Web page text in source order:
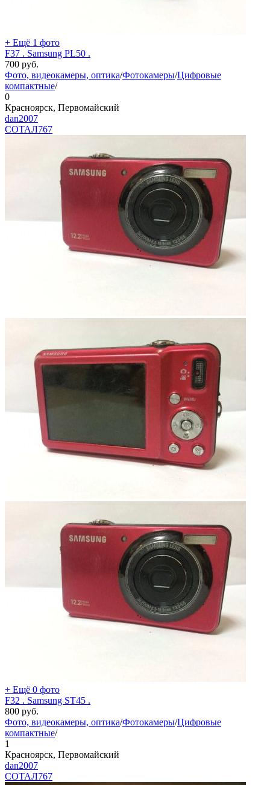
+ Ещё 1 фото
F37 . Samsung PL50 .
700 руб.
Фото, видеокамеры, оптика/Фотокамеры/Цифровые
компактные/
0
Красноярск, Первомайский
dan2007
СОТАЛ767
+ Ещё 0 фото
F32 . Samsung ST45 .
800 руб.
Фото, видеокамеры, оптика/Фотокамеры/Цифровые
компактные/
1
Красноярск, Первомайский
dan2007
СОТАЛ767